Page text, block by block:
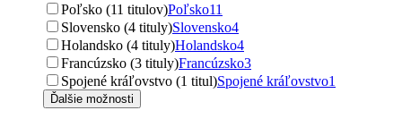
Poľsko (11 titulov)Poľsko11
Slovensko (4 tituly)Slovensko4
Holandsko (4 tituly)Holandsko4
Francúzsko (3 tituly)Francúzsko3
Spojené kráľovstvo (1 titul)Spojené kráľovstvo1
Ďalšie možnosti